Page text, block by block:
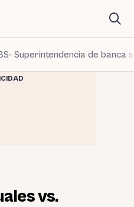
Superintendencia de banca
vs.